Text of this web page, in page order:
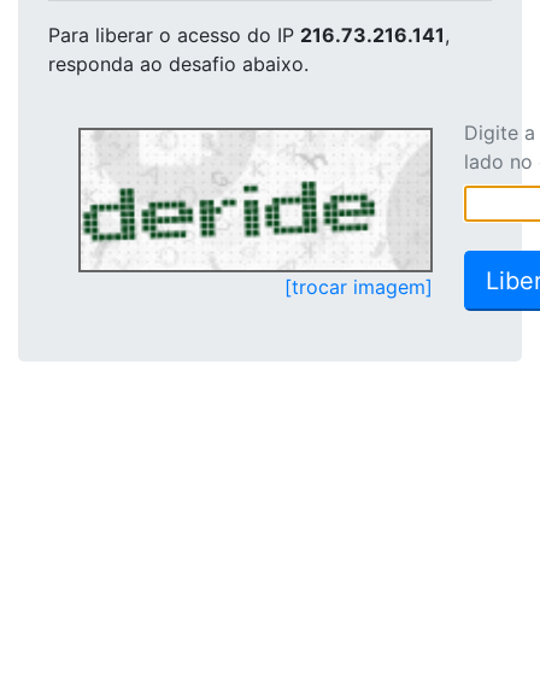
Para liberar o acesso do IP 216.73.216.141,
responda ao desafio abaixo.
[trocar imagem]
Digite
lado no